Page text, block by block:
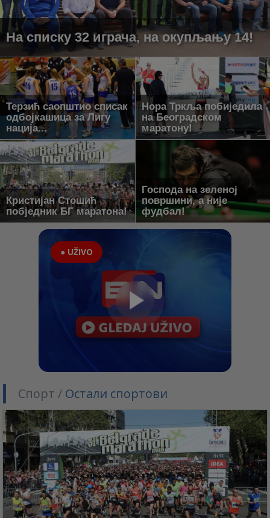
На списку 32 играча, на окупљању 14!
Терзић саопштио списак
одбојкашица за Лигу
нација...
Нора Тркља побиједила
на Београдском
маратону!
Кристијан Стошић
побједник БГ маратона!
Господа на зеленој
површини, а није
фудбал!
● UŽIVO
Спорт / Остали спортови